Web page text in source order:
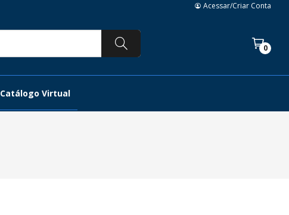
Acessar/Criar Conta
0
Catálogo Virtual